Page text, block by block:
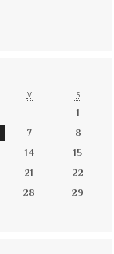
V S
1
7
8
14
15
21
22
28
29